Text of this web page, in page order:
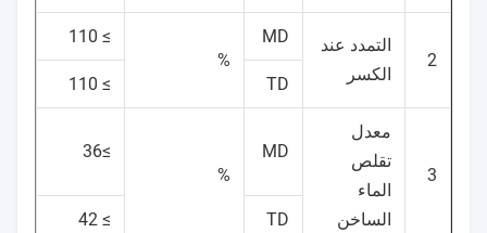
2
التمدد عند
الكسر
MD
%
≥ 110
TD
≥ 110
3
معدل
تقلص
الماء
الساخن
MD
%
≥36
TD
≥ 42